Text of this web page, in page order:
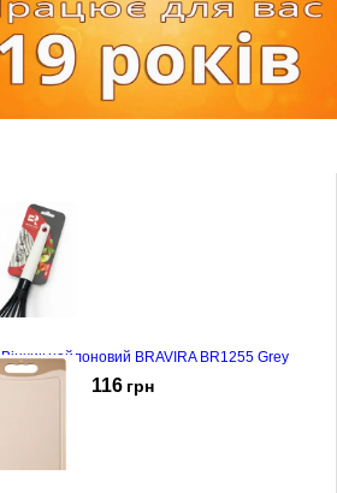
Вінчик нейлоновий BRAVIRA BR1255 Grey
116 грн